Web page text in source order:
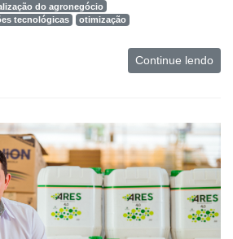
do agronegócio
tecnológicas
otimização
Continue lendo